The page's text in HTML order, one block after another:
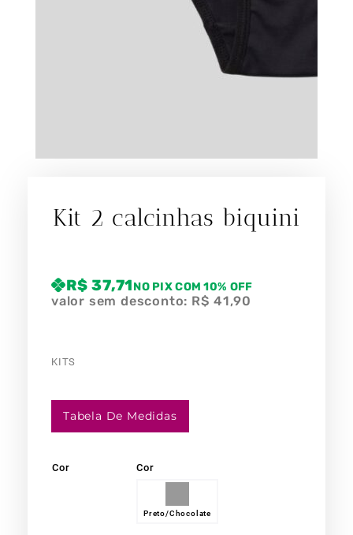
Kit 2 calcinhas biquini
R$ 37,71NO PIX COM 10% OFF
valor sem desconto: R$ 41,90
KITS
Tabela De Medidas
Cor Cor
Preto/Chocolate